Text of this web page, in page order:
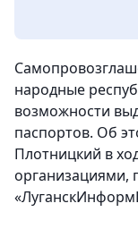
народные
возможности
паспортов. Об
Плотницкий в
организациями,